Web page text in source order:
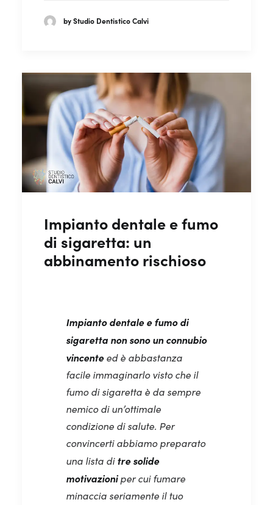
by Studio Dentistico Calvi
Impianto dentale e fumo
di sigaretta: un
abbinamento rischioso
Impianto dentale e fumo di
sigaretta non sono un connubio
vincenteed è abbastanza
facile immaginarlo visto che il
fumo di sigaretta è da sempre
nemico di un’ottimale
condizione di salute. Per
convincerti abbiamo preparato
una lista ditre solide
motivazioniper cui fumare
minaccia seriamente il tuo